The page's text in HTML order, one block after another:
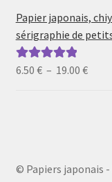
prix :
6.50 €
à
Papier japonais,
sérigraphie de
Note5.00sur
6.50 € – 19.00 €Plage
© Papiers japonais -